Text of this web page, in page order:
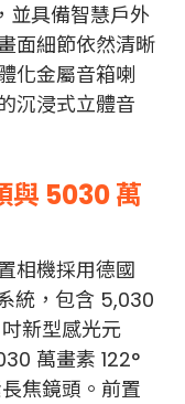
並具備智慧戶外
面細節依然清晰
化金屬音箱喇
沉浸式立體音
與 5030 萬
相機採用德國
統，包含 5,030
新型感光元
萬畫素 122°
焦鏡頭。前置